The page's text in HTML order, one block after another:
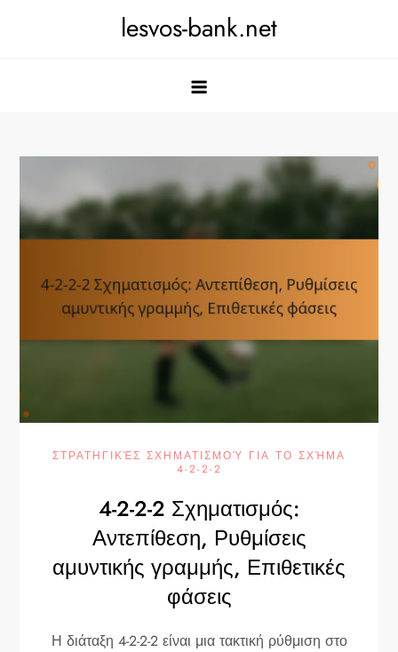
lesvos-bank.net
ΣΤΡΑΤΗΓΙΚΈΣ ΣΧΗΜΑΤΙΣΜΟΎ ΓΙΑ ΤΟ ΣΧΉΜΑ
4-2-2-2
4-2-2-2 Σχηματισμός:
Αντεπίθεση, Ρυθμίσεις
αμυντικής γραμμής, Επιθετικές
φάσεις
Η διάταξη 4-2-2-2 είναι μια τακτική ρύθμιση στο